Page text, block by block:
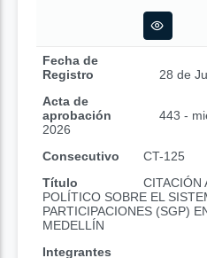
Fecha de
Registro
28 de
Acta de
aprobación
443 -
2026
Consecutivo
CT-125
Título
CITACIÓN
POLÍTICO SOBRE EL
PARTICIPACIONES (SGP)
MEDELLÍN
Integrantes